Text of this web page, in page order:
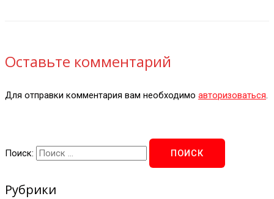
Поиск:
Рубрики
Оставьте комментарий
Для отправки комментария вам необходимо авторизоваться.